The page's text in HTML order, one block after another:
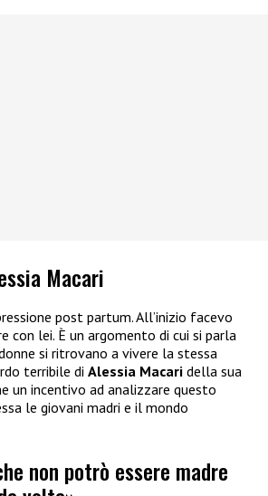
Macari
post partum. All’inizio facevo
con lei. È un argomento di cui si parla
si ritrovano a vivere la stessa
terribile di Alessia Macari della sua
un incentivo ad analizzare questo
le giovani madri e il mondo
non potrò essere madre